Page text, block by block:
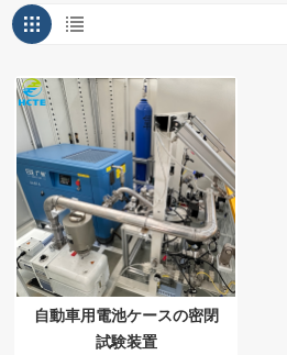
自動車用電池ケースの密閉
試験装置